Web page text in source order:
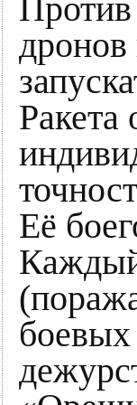
дронов
Ракета
Её
Каждый
боевых